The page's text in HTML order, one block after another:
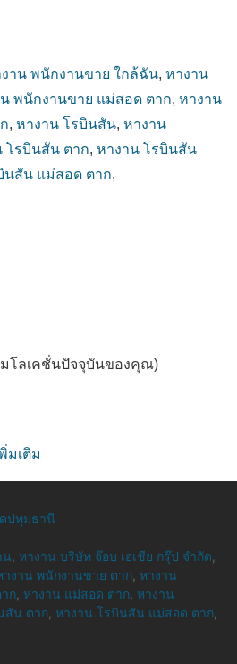
าน พนักงานขาย ใกล้ฉัน, หางาน
พนักงานขาย แม่สอด ตาก, หางาน
, หางาน โรบินสัน, หางาน
โรบินสัน ตาก, หางาน โรบินสัน
นสัน แม่สอด ตาก,
มโลเคชั่นปัจจุบันของคุณ)
มเติม
ปทุมธานี
น หางาน บริษัท จ๊อบ เอเชีย กรุ๊ป จำกัด
างาน พนักงานขาย ตาก หางาน
ก หางาน แม่สอด ตาก หางาน
สัน ตาก หางาน โรบินสัน แม่สอด ตาก